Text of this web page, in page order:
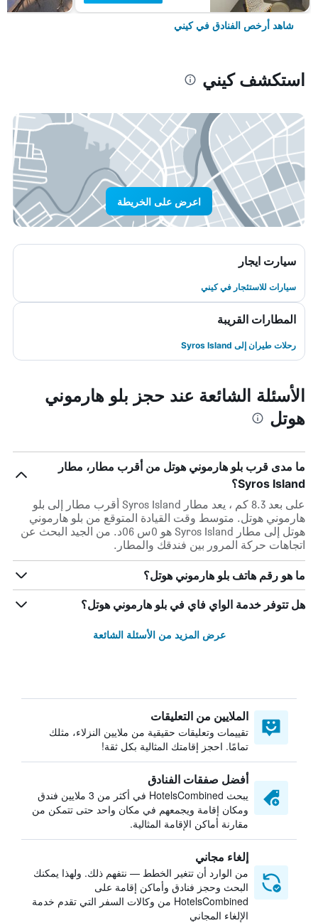
شاهد أرخص الفنادق في كيني
استكشف كيني
اعرض على الخريطة
سيارت ايجار
سيارات للاستئجار في كيني
المطارات القريبة
رحلات طيران إلى Syros Island
الأسئلة الشائعة عند حجز بلو هارموني
هوتل
ما مدى قرب بلو هارموني هوتل من أقرب مطار، مطار
Syros Island؟
على بعد 8.3 كم ، يعد مطار Syros Island أقرب مطار إلى بلو
هارموني هوتل. متوسط وقت القيادة المتوقع من بلو هارموني
هوتل إلى مطار Syros Island هو 0س 06د. من الجيد البحث عن
اتجاهات حركة المرور بين فندقك والمطار.
ما هو رقم هاتف بلو هارموني هوتل؟
هل تتوفر خدمة الواي فاي في بلو هارموني هوتل؟
عرض المزيد من الأسئلة الشائعة
الملايين من التعليقات
تقييمات وتعليقات حقيقية من ملايين النزلاء، مثلك
تمامًا. احجز إقامتك المثالية بكل ثقة!
أفضل صفقات الفنادق
يبحث HotelsCombined في أكثر من 3 ملايين فندق
ومكان إقامة ويجمعهم في مكان واحد حتى تتمكن من
مقارنة أماكن الإقامة المثالية.
إلغاء مجاني
من الوارد أن تتغير الخطط — نتفهم ذلك. ولهذا يمكنك
البحث وحجز فنادق وأماكن إقامة على
HotelsCombined من وكالات السفر التي تقدم خدمة
الإلغاء المجاني